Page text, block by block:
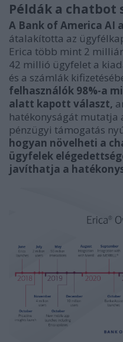
Példák a chatbot
A Bank of America AI
átalakította az
Erica több mint 2
42 millió ügyfelet a
és a számlák
felhasználók 98%-a
alatt kapott választ,
hatékonyságát mutatja
pénzügyi támogatás
hogyan növelheti a
ügyfelek
javíthatja a